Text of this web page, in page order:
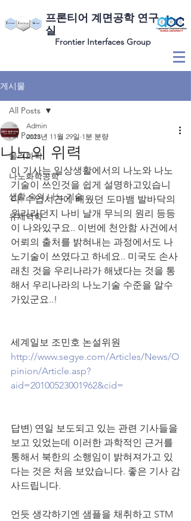
​프론티어 계면공학 연구
실
Frontier Interfaces Group
게시물
All Posts
물리화학
나노화학공학
생활 속의 나노 기술
유체역학
All Posts
나노의 위력
Admin
2023년 11월 29일 1분 분량
이 기사는 일상생활에서의 나노와 나노
기술이 쓰인것을 쉽게 설명하고있습니
다. 수업시간에 배웠던 도마뱀 발바닥의
원리라던지 나비 날개 무늬의 원리 등등
이 나와있구요.. 이번에 천안함 사건에서
어뢰의 출처를 밝혀내는 과정에서도 나
노기술이 쓰였다고 하네요.. 미국도 손사
래친 것을 우리나라가 해냈다는 것을 통
해서 우리나라의 나노기술 수준을 알수
가있군요..!
세계일보 조민호 논설위원
http://www.segye.com/Articles/News/O
pinion/Article.asp?
aid=20100523001962&cid=
답변) 연일 보도되고 있는 관련 기사들을
보고 있었는데 이러한 과학적인 근거를
통해서 북한의 소행임이 밝혀져가고 있
다는 것은 처음 보았습니다. 좋은 기사 감
사드립니다.
언듯 생각하기엔 샘플을 채취하고 STM